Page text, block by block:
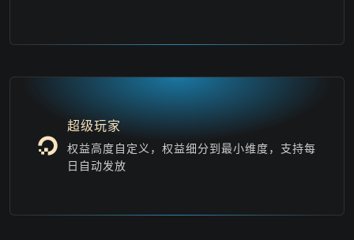
超级玩家
权益高度自定义，权益细分到最小维度，支持每
日自动发放